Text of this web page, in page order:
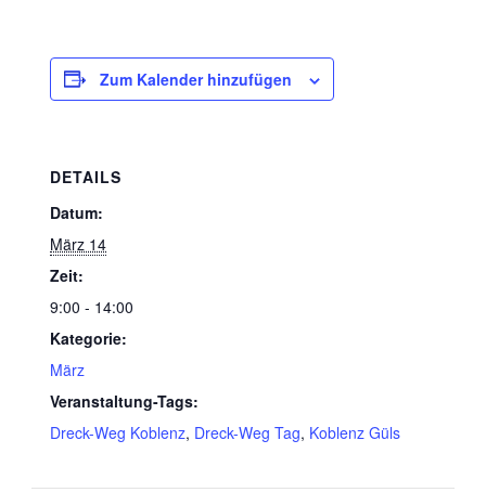
Zum Kalender hinzufügen
DETAILS
Datum:
März 14
Zeit:
9:00 - 14:00
Kategorie:
März
Veranstaltung-Tags:
Dreck-Weg Koblenz, Dreck-Weg Tag, Koblenz Güls